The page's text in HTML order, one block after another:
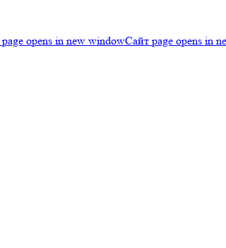
opens in new windowСайт page opens in